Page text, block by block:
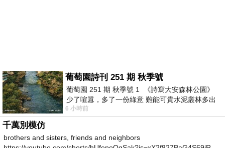
葡萄園詩刊 251 期 秋季號
葡萄園 251 期 秋季號 1 《詩寫大安森林公園》
少了喧囂，多了一份綠意 難能可貴水泥叢林多出
一
6 小時前
千萬別模仿
brothers and sisters, friends and neighbors